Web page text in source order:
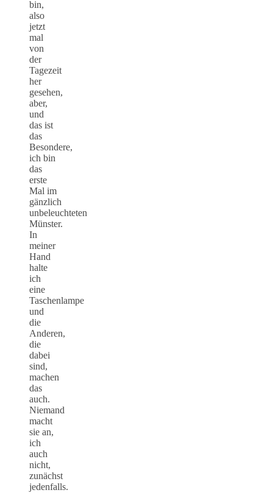
bin,
also
jetzt
mal
von
der
Tagezeit
her
gesehen,
aber,
und
das ist
das
Besondere,
ich bin
das
erste
Mal im
gänzlich
unbeleuchteten
Münster.
In
meiner
Hand
halte
ich
eine
Taschenlampe
und
die
Anderen,
die
dabei
sind,
machen
das
auch.
Niemand
macht
sie an,
ich
auch
nicht,
zunächst
jedenfalls.